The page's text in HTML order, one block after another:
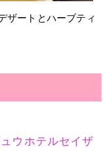
ザートとハーブティ
ュウホテルセイザ